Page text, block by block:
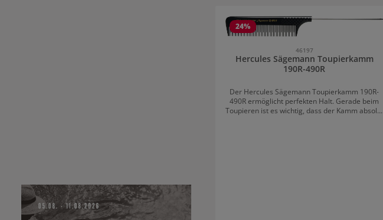
24%
46197
Hercules Sägemann Toupierkamm
190R-490R
Der Hercules Sägemann Toupierkamm 190R-
490R ermöglicht perfekten Halt. Gerade beim
Toupieren ist es wichtig, dass der Kamm absolut